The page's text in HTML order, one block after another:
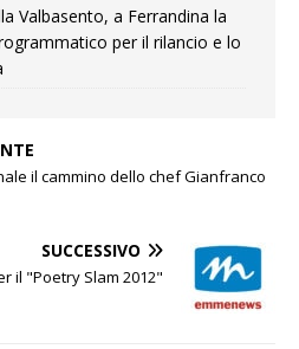
Valbasento, a Ferrandina la
per il rilancio e lo
il cammino dello chef Gianfranco
SUCCESSIVO
il "Poetry Slam 2012"